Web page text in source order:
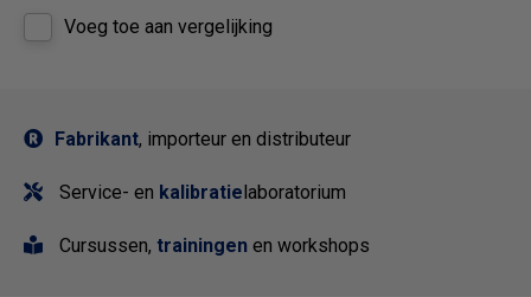
Voeg toe aan vergelijking
Fabrikant, importeur en distributeur
Service- en kalibratielaboratorium
Cursussen, trainingen en workshops